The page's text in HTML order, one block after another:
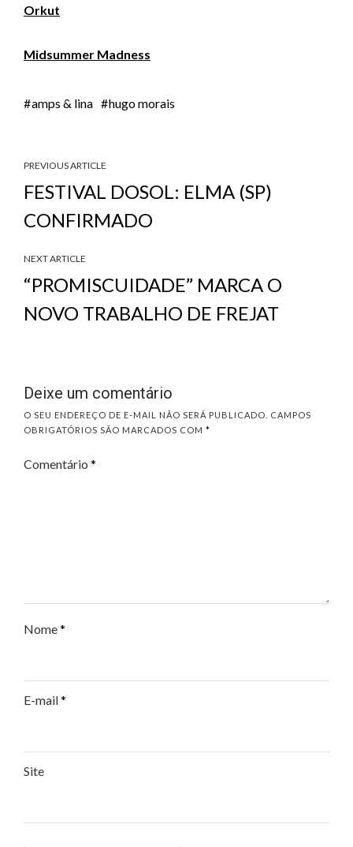
Orkut
Midsummer Madness
amps & lina hugo morais
PREVIOUS ARTICLE
FESTIVAL DOSOL: ELMA (SP)
CONFIRMADO
NEXT ARTICLE
“PROMISCUIDADE” MARCA O
NOVO TRABALHO DE FREJAT
Deixe um comentário
O SEU ENDEREÇO DE E-MAIL NÃO SERÁ PUBLICADO.
CAMPOS
OBRIGATÓRIOS SÃO MARCADOS COM *
Comentário *
Nome*
E-mail*
Site